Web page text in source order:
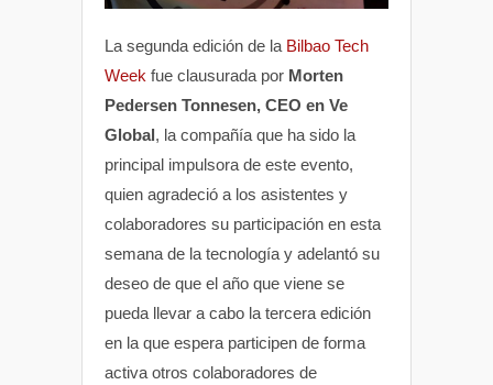
La segunda edición de la Bilbao Tech
Week fue clausurada por Morten
Pedersen Tonnesen, CEO en Ve
Global, la compañía que ha sido la
principal impulsora de este evento,
quien agradeció a los asistentes y
colaboradores su participación en esta
semana de la tecnología y adelantó su
deseo de que el año que viene se
pueda llevar a cabo la tercera edición
en la que espera participen de forma
activa otros colaboradores de